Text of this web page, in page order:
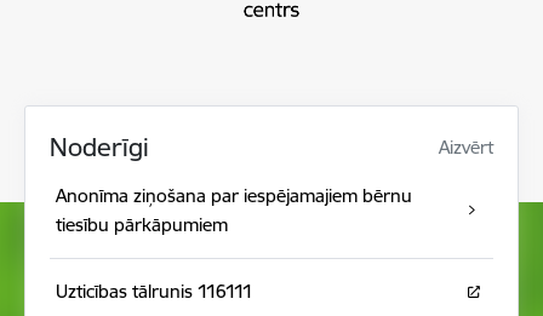
Noderīgi Aizvērt
Anonīma ziņošana par iespējamajiem bērnu
tiesību pārkāpumiem
Uzticības tālrunis 116111